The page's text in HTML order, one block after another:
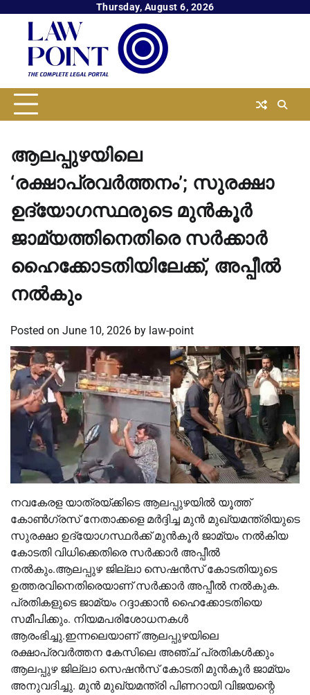
content
Thursday, August 6, 2026
ആലപ്പുഴയിലെ
‘രക്ഷാപ്രവര്‍ത്തനം’; സുരക്ഷാ
ഉദ്യോഗസ്ഥരുടെ മുൻകൂര്‍
ജാമ്യത്തിനെതിരെ സര്‍ക്കാര്‍
ഹൈക്കോടതിയിലേക്ക്, അപ്പീല്‍
നല്‍കും
Posted on June 10, 2026 by law-point
നവകേരള യാത്രയ്ക്കിടെ ആലപ്പുഴയില്‍ യൂത്ത്
കോണ്‍ഗ്രസ് നേതാക്കളെ മര്‍ദ്ദിച്ച മുന്‍ മുഖ്യമന്ത്രിയുടെ
സുരക്ഷാ ഉദ്യോഗസ്ഥർക്ക് മുൻകൂർ ജാമ്യം നല്‍കിയ
കോടതി വിധിക്കെതിരെ സർക്കാർ അപ്പീല്‍
നല്‍കും.ആലപ്പുഴ ജില്ലാ സെഷൻസ് കോടതിയുടെ
ഉത്തരവിനെതിരെയാണ് സർക്കാർ അപ്പീല്‍ നല്‍കുക.
പ്രതികളുടെ ജാമ്യം റദ്ദാക്കാൻ ഹൈക്കോടതിയെ
സമീപിക്കും. നിയമപരിശോധനകള്‍
ആരംഭിച്ചു.ഇന്നലെയാണ് ആലപ്പുഴയിലെ
രക്ഷാപ്രവർത്തന കേസിലെ അഞ്ച് പ്രതികള്‍ക്കും
ആലപ്പുഴ ജില്ലാ സെഷൻസ് കോടതി മുൻകൂർ ജാമ്യം
അനുവദിച്ചു. മുൻ മുഖ്യമന്ത്രി പിണറായി വിജയന്റെ